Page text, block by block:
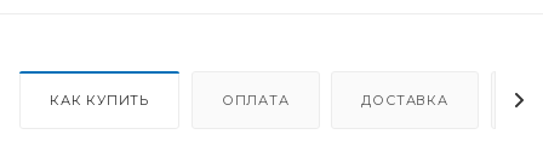
КАК КУПИТЬ ОПЛАТА ДОСТАВКА